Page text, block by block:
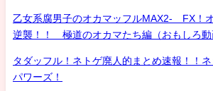
乙女系腐男子のオカマッフルMAX2- FX！
逆襲！！ 極道のオカマたち編（おもしろ動
タダッフル！ネトゲ廃人的まとめ速報！！
パワーズ！